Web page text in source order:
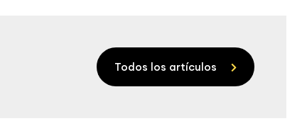
Todos los artículos